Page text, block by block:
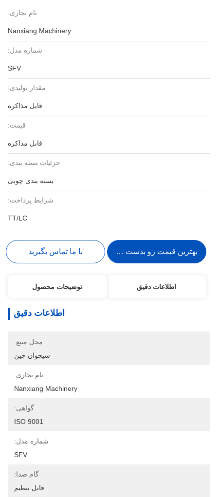
نام تجاری:
Nanxiang Machinery
شماره مدل:
SFV
مقدار تولیدی:
قابل مذاکره
قیمت:
قابل مذاکره
جزئیات بسته بندی:
بسته بندی چوبی
شرایط پرداخت:
TT/LC
بهترین قیمت رو بدست بیار با ما تماس بگیرید
اطلاعات دقیق توضیحات محصول
اطلاعات دقیق
محل منبع:
سیچوان چین
نام تجاری:
Nanxiang Machinery
گواهی:
ISO 9001
شماره مدل:
SFV
گام صدا:
قابل تنظیم